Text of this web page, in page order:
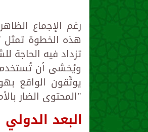
رغم الإجماع
هذه الخطوة تمثل
تزداد فيه الحاجة
ويُخشى أن تُستخدم
يوثّقون الواقع
"المحتوى الضار
البعد الدولي